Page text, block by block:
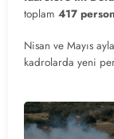
toplam 417
Nisan ve Mayıs
kadrolarda yeni